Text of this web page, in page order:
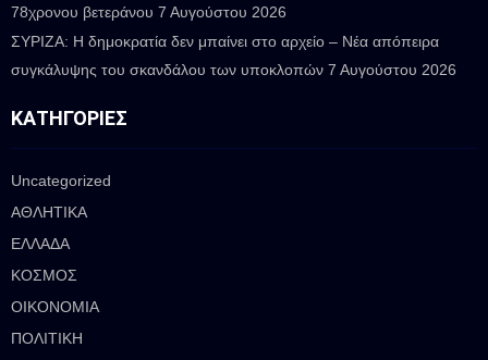
78χρονου βετεράνου 7 Αυγούστου 2026
ΣΥΡΙΖΑ: Η δημοκρατία δεν μπαίνει στο αρχείο – Νέα απόπειρα
συγκάλυψης του σκανδάλου των υποκλοπών 7 Αυγούστου 2026
ΚΑΤΗΓΟΡΊΕΣ
Uncategorized
ΑΘΛΗΤΙΚΑ
ΕΛΛΑΔΑ
ΚΟΣΜΟΣ
ΟΙΚΟΝΟΜΙΑ
ΠΟΛΙΤΙΚΗ